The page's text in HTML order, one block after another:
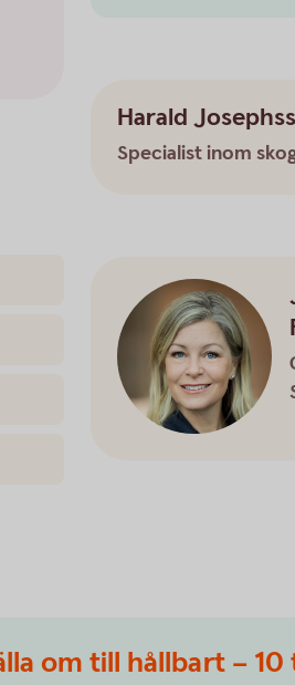
Harald
Specialist inom
om till hållbart – 10